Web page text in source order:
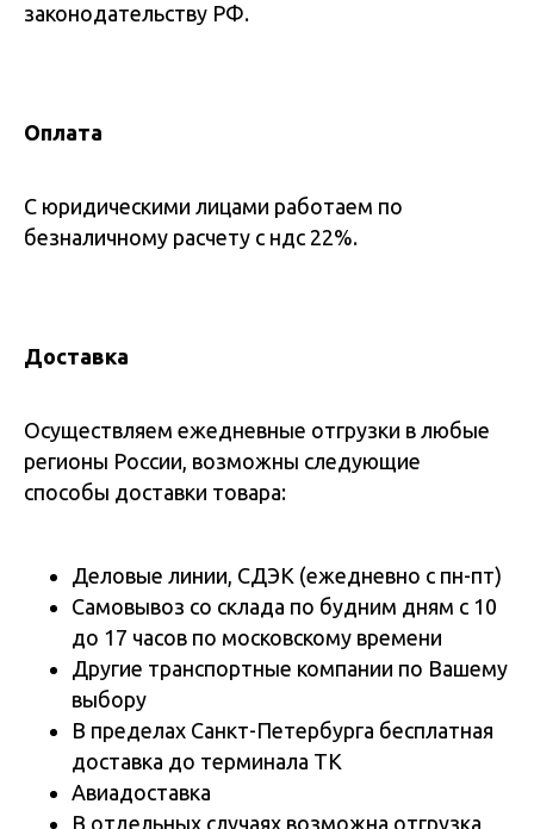
законодательству РФ.
Оплата
С юридическими лицами работаем по
безналичному расчету с ндс 22%.
Доставка
Осуществляем ежедневные отгрузки в любые
регионы России, возможны следующие
способы доставки товара:
Деловые линии, СДЭК (ежедневно с пн-пт)
Самовывоз со склада по будним дням с 10
до 17 часов по московскому времени
Другие транспортные компании по Вашему
выбору
В пределах Санкт-Петербурга бесплатная
доставка до терминала ТК
Авиадоставка
В отдельных случаях возможна отгрузка